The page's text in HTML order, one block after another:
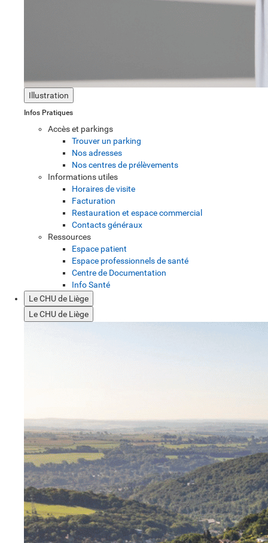
Illustration
Infos Pratiques
Accès et parkings
Trouver un parking
Nos adresses
Nos centres de prélèvements
Informations utiles
Horaires de visite
Facturation
Restauration et espace commercial
Contacts généraux
Ressources
Espace patient
Espace professionnels de santé
Centre de Documentation
Info Santé
Le CHU de Liège
Le CHU de Liège